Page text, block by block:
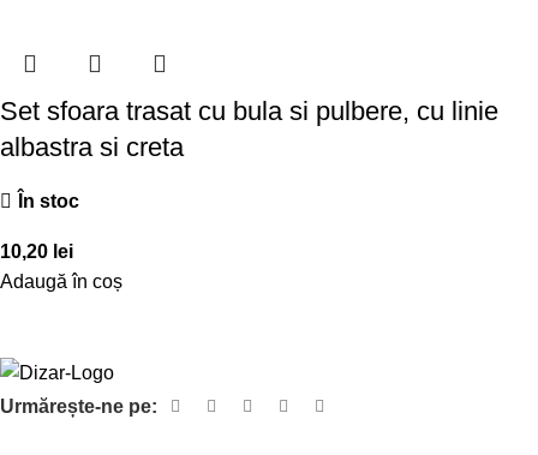
Set sfoara trasat cu bula si pulbere, cu linie
albastra si creta
În stoc
10,20 lei
Adaugă în coș
Urmărește-ne pe: